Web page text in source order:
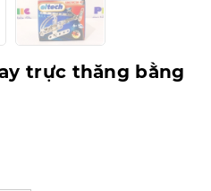
trực thăng bằng